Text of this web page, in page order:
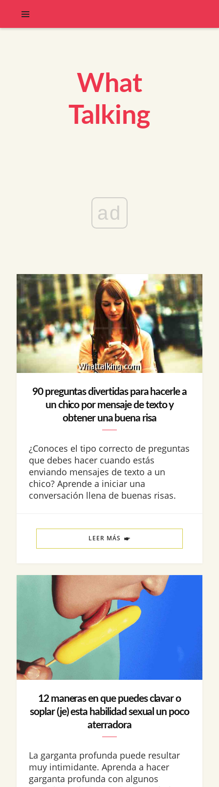
What
Talking
ad
90 preguntas divertidas para hacerle a
un chico por mensaje de texto y
obtener una buena risa
¿Conoces el tipo correcto de preguntas
que debes hacer cuando estás
enviando mensajes de texto a un
chico? Aprende a iniciar una
conversación llena de buenas risas.
LEER MÁS
12 maneras en que puedes clavar o
soplar (je) esta habilidad sexual un poco
aterradora
La garganta profunda puede resultar
muy intimidante. Aprenda a hacer
garganta profunda con algunos